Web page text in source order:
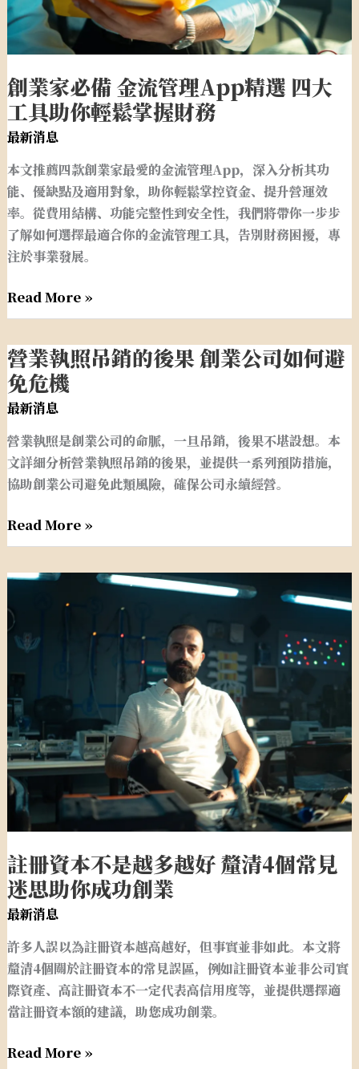
創業家必備 金流管理App精選 四大
工具助你輕鬆掌握財務
最新消息
本文推薦四款創業家最愛的金流管理App，深入分析其功
能、優缺點及適用對象，助你輕鬆掌控資金、提升營運效
率。從費用結構、功能完整性到安全性，我們將帶你一步步
了解如何選擇最適合你的金流管理工具，告別財務困擾，專
注於事業發展。
精
選
大
工
具
你
輕
鬆
掌
握
務
Read More »
營業執照吊銷的後果 創業公司如何避
免危機
最新消息
營業執照是創業公司的命脈，一旦吊銷，後果不堪設想。本
文詳細分析營業執照吊銷的後果，並提供一系列預防措施，
協助創業公司避免此類風險，確保公司永續經營。
營
業
執
照
吊
銷
的
果
創
業
司
如
避
免
危
機
Read More »
註冊資本不是越多越好 釐清4個常見
迷思助你成功創業
最新消息
許多人誤以為註冊資本越高越好，但事實並非如此。本文將
釐清4個關於註冊資本的常見誤區，例如註冊資本並非公司實
際資產、高註冊資本不一定代表高信用度等，並提供選擇適
當註冊資本額的建議，助您成功創業。
註
冊
資
本
是
越
多
越
好
釐
個
常
見
思
助
你
成
創
Read More »